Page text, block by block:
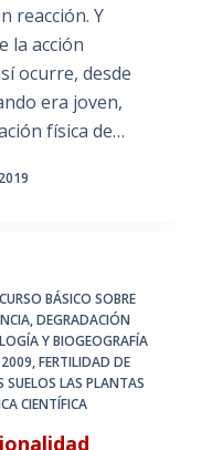
reacción. Y
la acción
ocurre, desde
era joven,
física de…
CURSO BÁSICO SOBRE
,DEGRADACIÓN
Y BIOGEOGRAFÍA
,FERTILIDAD DE
SUELOS LAS PLANTAS
CIENTÍFICA